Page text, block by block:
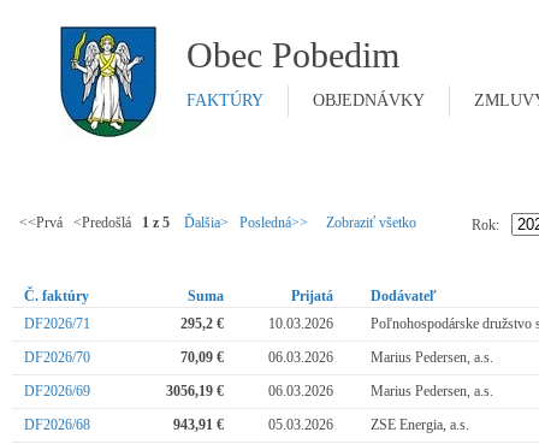
Obec Pobedim
FAKTÚRY OBJEDNÁVKY
<<Prvá <Predošlá 1 z 5 Ďalšia> Posledná>> Zobraziť všetko Rok:
Č. faktúry Suma Prijatá
Dodávateľ
DF2026/71
295,2 € 10.03.2026
Poľnohospodárske družstvo
DF2026/70
70,09 € 06.03.2026
Marius Pedersen, a.s.
DF2026/69
3056,19 € 06.03.2026
Marius Pedersen, a.s.
DF2026/68
943,91 € 05.03.2026
ZSE Energia, a.s.